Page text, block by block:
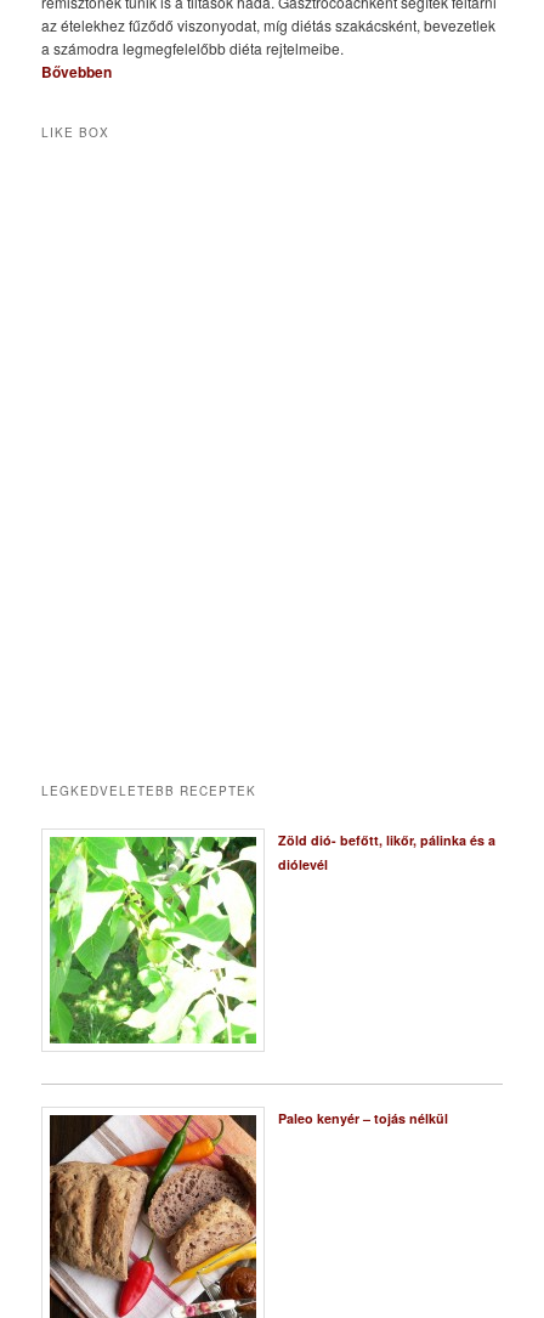
az ételekhez fűződő viszonyodat, míg diétás szakácsként, bevezetlek
a számodra legmegfelelőbb diéta rejtelmeibe.
Bővebben
LIKE BOX
LEGKEDVELETEBB RECEPTEK
Zöld dió- befőtt, likőr, pálinka és a
diólevél
Paleo kenyér – tojás nélkül